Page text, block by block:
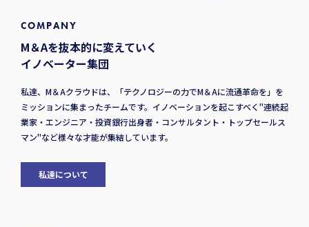
COMPANY
M＆Aを抜本的に変えていく
イノベーター集団
私達、M＆Aクラウドは、「テクノロジーの力でM＆Aに流通革命を」を
ミッションに集まったチームです。イノベーションを起こすべく"連続起
業家・エンジニア・投資銀行出身者・コンサルタント・トップセールス
マン"など様々な才能が集結しています。
私達について